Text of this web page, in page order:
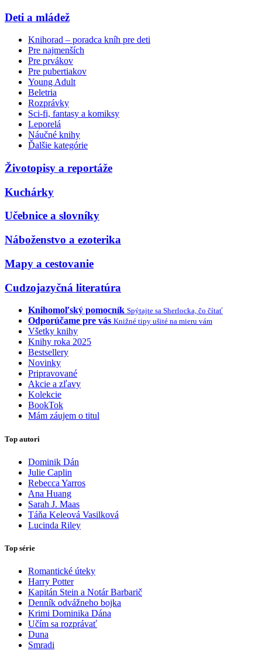
Deti a mládež
Knihorad – poradca kníh pre deti
Pre najmenších
Pre prvákov
Pre pubertiakov
Young Adult
Beletria
Rozprávky
Sci-fi, fantasy a komiksy
Leporelá
Náučné knihy
Ďalšie kategórie
Životopisy a reportáže
Kuchárky
Učebnice a slovníky
Náboženstvo a ezoterika
Mapy a cestovanie
Cudzojazyčná literatúra
Knihomoľský pomocník Spýtajte sa Sherlocka, čo čítať
Odporúčame pre vás Knižné tipy ušité na mieru vám
Všetky knihy
Knihy roka 2025
Bestsellery
Novinky
Pripravované
Akcie a zľavy
Kolekcie
BookTok
Mám záujem o titul
Top autori
Dominik Dán
Julie Caplin
Rebecca Yarros
Ana Huang
Sarah J. Maas
Táňa Keleová Vasilková
Lucinda Riley
Top série
Romantické úteky
Harry Potter
Kapitán Stein a Notár Barbarič
Denník odvážneho bojka
Krimi Dominika Dána
Učím sa rozprávať
Duna
Smradi